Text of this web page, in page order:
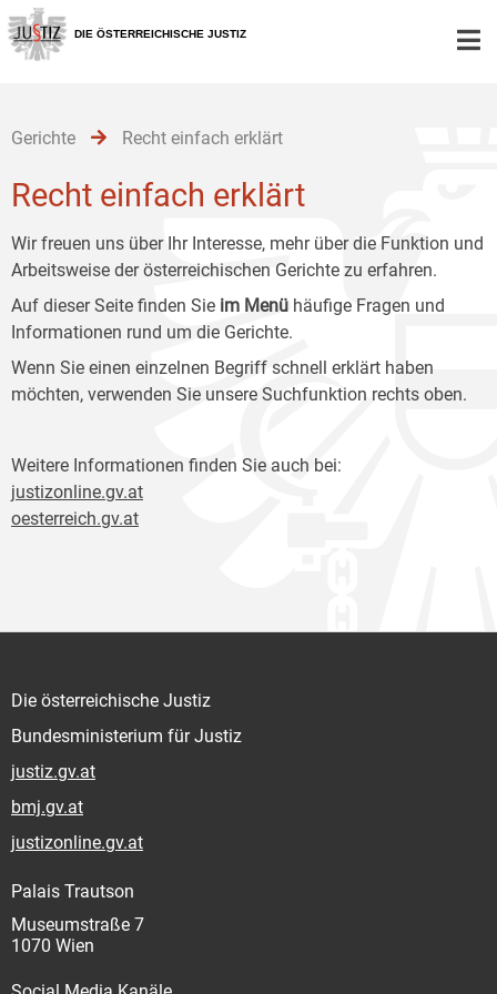
Zur
Hauptnavigation
[1]
Zum
Inhalt
[2]
Zum
Untermenü
[3]
DIE ÖSTERREICHISCHE JUSTIZ
Gerichte Recht einfach erklärt
Recht einfach erklärt
Wir freuen uns über Ihr Interesse, mehr über die Funktion und
Arbeitsweise der österreichischen Gerichte zu erfahren.
Auf dieser Seite finden Sie im Menü häufige Fragen und
Informationen rund um die Gerichte.
Wenn Sie einen einzelnen Begriff schnell erklärt haben
möchten, verwenden Sie unsere Suchfunktion rechts oben.
Weitere Informationen finden Sie auch bei:
justizonline.gv.at
oesterreich.gv.at
Die österreichische Justiz
Bundesministerium für Justiz
justiz.gv.at
bmj.gv.at
justizonline.gv.at
Palais Trautson
Museumstraße 7
1070 Wien